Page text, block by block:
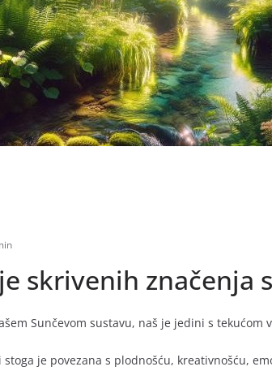
skrivenih značenja
Sunčevom sustavu, naš je jedini s tekućom
stoga je povezana s plodnošću, kreativnošću,